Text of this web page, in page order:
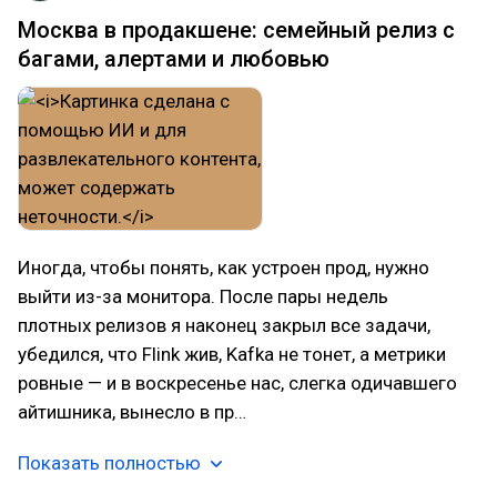
Москва в продакшене: семейный релиз с
багами, алертами и любовью
Иногда, чтобы понять, как устроен прод, нужно
выйти из-за монитора. После пары недель
плотных релизов я наконец закрыл все задачи,
убедился, что Flink жив, Kafka не тонет, а метрики
ровные — и в воскресенье нас, слегка одичавшего
айтишника, вынесло в пр…
Показать полностью